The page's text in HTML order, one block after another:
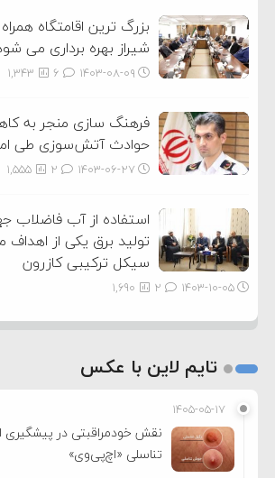
بزرگ ترین اقامتگاه
شیراز بهره برداری می
۱۴۰۳-۰۸-۰۹ 1,343
حوادث آتش‌سوزی طی
۱۴۰۳-۰۶-۲۷ 1,555
استفاده از آب فاضلاب
تولید برق یکی از اهداف
سیکل ترکیبی کازرون
۱۴۰۳-۱۰-۰۵ 1,690
تایم لاین با عکس
۱۴۰۵-۰۵-۱۷
نقش خودمراقبتی در پیشگیری
تناسلی «اچ‌پی‌وی»